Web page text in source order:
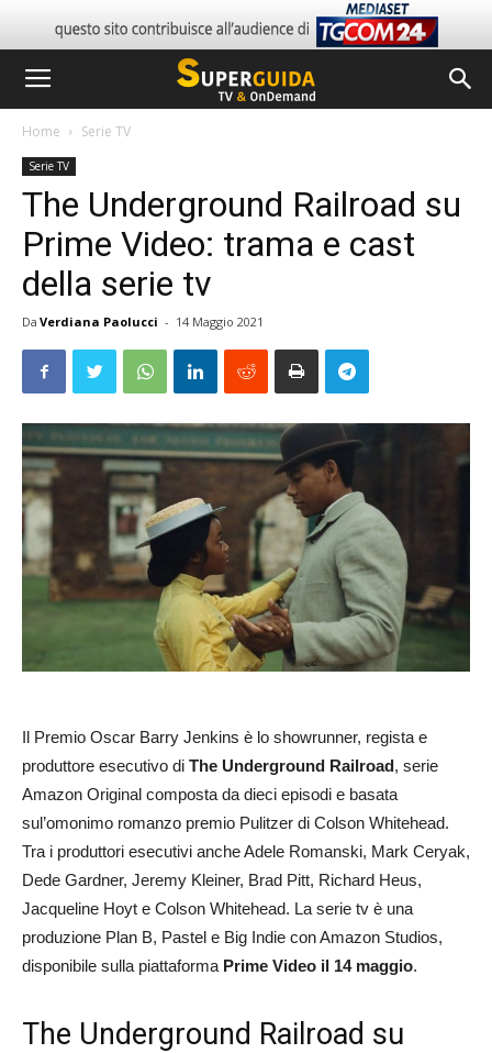
Home Serie TV
Serie TV
The Underground Railroad su
Prime Video: trama e cast
della serie tv
Da Verdiana Paolucci - 14 Maggio 2021
Il Premio Oscar Barry Jenkins è lo showrunner, regista e
produttore esecutivo di The Underground Railroad, serie
Amazon Original composta da dieci episodi e basata
sul’omonimo romanzo premio Pulitzer di Colson Whitehead.
Tra i produttori esecutivi anche Adele Romanski, Mark Ceryak,
Dede Gardner, Jeremy Kleiner, Brad Pitt, Richard Heus,
Jacqueline Hoyt e Colson Whitehead. La serie tv è una
produzione Plan B, Pastel e Big Indie con Amazon Studios,
disponibile sulla piattaforma Prime Video il 14 maggio.
The Underground Railroad su